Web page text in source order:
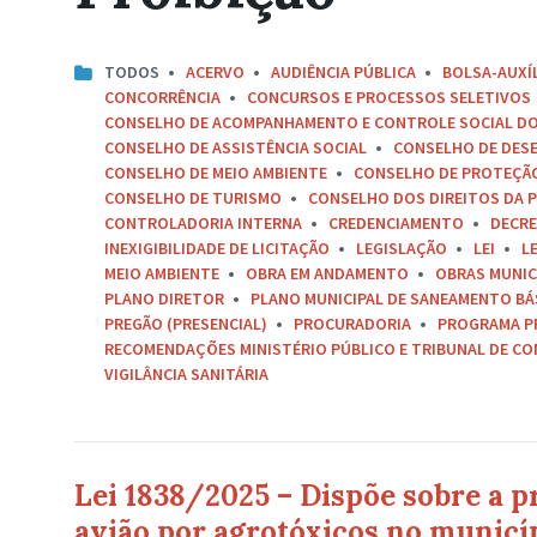
TODOS ACERVO AUDIÊNCIA PÚBLICA
BOLSA-
CONCORRÊNCIA
CONCURSOS E PROCESSOS SELETIVOS
CONSELHO DE ACOMPANHAMENTO E CONTROLE SOCIAL
CONSELHO DE ASSISTÊNCIA SOCIAL
CONSELHO DE
CONSELHO DE MEIO AMBIENTE
CONSELHO DE
CONSELHO DE TURISMO
CONSELHO DOS DIREITOS DA
CONTROLADORIA INTERNA
CREDENCIAMENTO
INEXIGIBILIDADE DE LICITAÇÃO
LEGISLAÇÃO LEI
MEIO AMBIENTE
OBRA EM ANDAMENTO
OBRAS
PLANO DIRETOR
PLANO MUNICIPAL DE SANEAMENTO
PREGÃO (PRESENCIAL)
PROCURADORIA
PROGRAMA
RECOMENDAÇÕES MINISTÉRIO PÚBLICO E TRIBUNAL DE
VIGILÂNCIA SANITÁRIA
Lei 1838/2025 – Dispõe sobre a